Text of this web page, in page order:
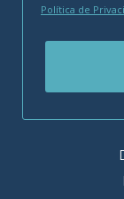
Política de